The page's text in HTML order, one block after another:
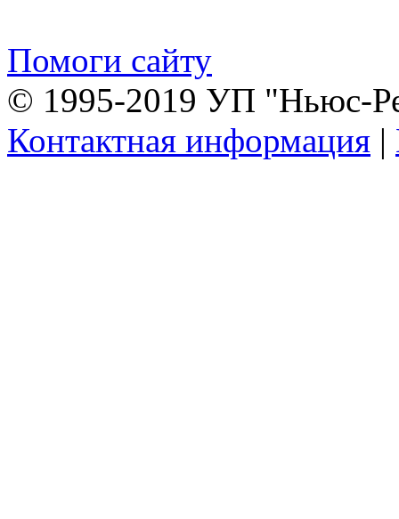
Помоги сайту
© 1995-2019 УП "Ньюс-
Контактная информация |